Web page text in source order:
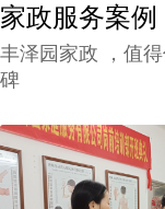
家政服务案例
丰泽园家政 ，值
碑